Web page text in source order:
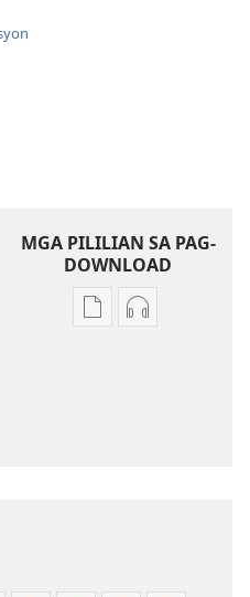
MGA PILILIAN SA PAG-
DOWNLOAD
Mga Mga